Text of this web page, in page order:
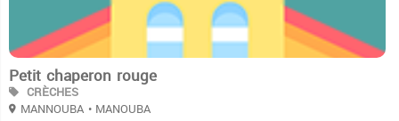
Petit chaperon rouge
CRÈCHES
MANNOUBA • MANOUBA